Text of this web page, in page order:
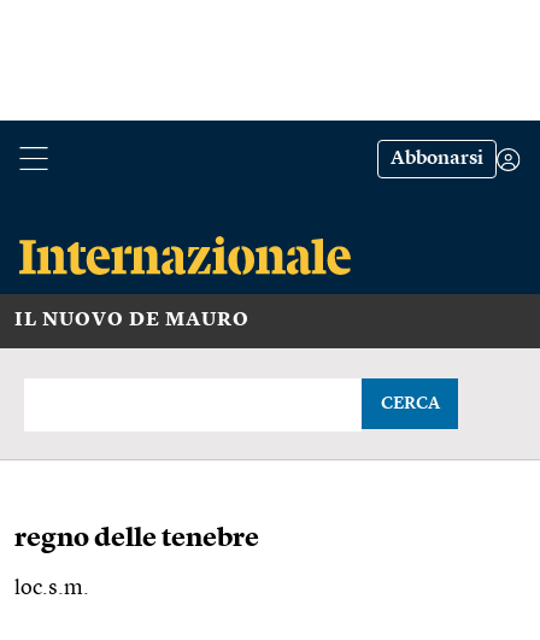
Abbonarsi
IL NUOVO DE MAURO
CERCA
regno delle tenebre
loc.s.m.